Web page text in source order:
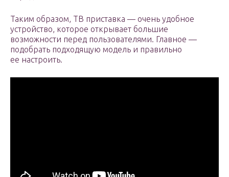
Таким образом, ТВ приставка — очень удобное
устройство, которое открывает большие
возможности перед пользователями. Главное —
подобрать подходящую модель и правильно
ее настроить.